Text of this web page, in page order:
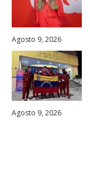
Agosto 9, 2026
Agosto 9, 2026